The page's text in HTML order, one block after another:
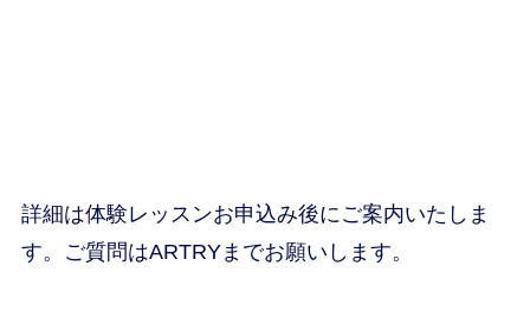
詳細は体験レッスンお申込み後にご案内いたしま
す。ご質問はARTRYまでお願いします。